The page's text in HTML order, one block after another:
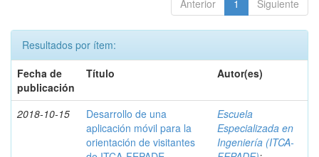
Anterior 1 Siguiente
Resultados por ítem:
Fecha de
publicación
Título Autor(es)
2018-10-15
Desarrollo de una
aplicación móvil para la
orientación de visitantes
Escuela
Especializada en
Ingeniería (ITCA-